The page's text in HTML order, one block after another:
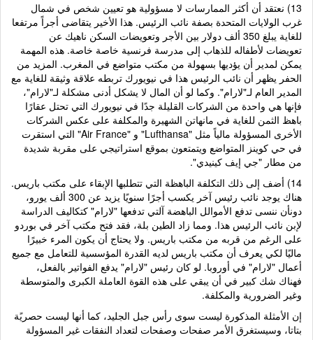
13) نعتقد أن أكثر الممارسات لا مسؤولية هو تعيين شخص في شمال
غرب الولايات المتحدة بصفة نائب الرئيس. هذا الأخير يتقاضى أجراً مرتفعا
للغاية يبلغ 350 ألف دولار بين الأجر وتعويضات السكن ناهيك عن
تعويضات لأطفاله للذهاب إلى مدرسة فرنسية خاصة خاصة. هذه المهمة
يمكن لمدير أن يؤديها بسهولة من مكتب متواضع في المغرب. المزيد من
الحفر يظهر أن نائب الرئيس هذا في نيويورك تربطه علاقة وثيقة للغاية مع
المدير العام لـ"لارام". وكما لو أن المال لا يشكل أدنى مشكلة لـ"لارام"،
فإنها هي واحدة من الشركات القليلة جدًا في نيويورك التي تحتل عقارًا
باهظ الثمن للغاية في مانهاتن الشهيرة والمكلفة على عكس الشركات
الأخرى المسؤولة مالياً مثل "Lufthansa" و "Air France" التي استقرت
في حي كوينز المتواضع ويتمتعون بموقع استراتيجي على مقربة شديدة
من مطار "جي إيف كينيدي".
14) أضف إلى ذلك التكلفة الباهظة التي تتطلبها الإبقاء على مكتب باريس.
هناك يوجد نائب رئيس آخر يكسب أجرًا سنويًا يزيد عن 300 ألف يورو،
دونأن ننسى تدفع الأموالل الباهضة آلتي تدفعها "لارام" كتكاليف الدراسة
لإبن نائب الرئيس هذا. ومما زاد الطين بلة، فقد فتح مكتب آخر في بوردو
على الرغم من قربه من مكتب باريس. ولا يحتاج أن يكون المرء خبيرًا
ماليًا لكي يعرف أن مكتب باريس لديه القدرة المؤسسية للتعامل مع جميع
أعمال "لارام" في أوروبا. لو كان رئيس "لارام" يدفع الفواتير بالفعل،
فهناك شك كبير في أن يبقي على هذه القوة العاملة الكبرى والمتوسطة
وغير الضرورية والمكلفة.
إن الأمثلة المذكورة ليست سوى رأس جبل الجليد، كما أنها ليست حصريًة
بتاتا، وسيستغرق الأمر صفحات وصفحات لتعداد النفقات غير المسؤولة